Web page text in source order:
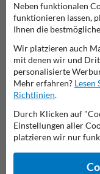
Stellen Sie Ihre
Neben funktionalen
funktionieren lassen,
Ihnen die
Wir platzieren auch
mit denen wir und
personalisierte
Mehr erfahren? Lesen
Richtlinien.
Durch Klicken auf
Einstellungen aller
platzieren wir nur